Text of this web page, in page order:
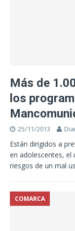
Más de
los
25/11/2013
Están dirigidos a
en adolescentes,
riesgos de un mal
COMARCA